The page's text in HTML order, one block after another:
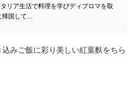
リア生活で料理を学びディプロマを取
国して...
みご飯に彩り美しい紅葉麩をちら